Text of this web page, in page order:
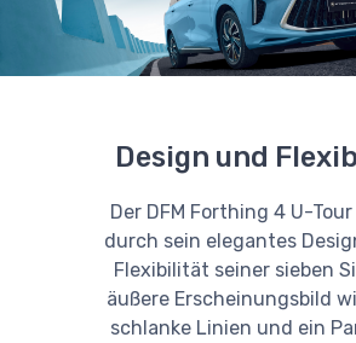
Design und
Der DFM Forthing 4 U-
durch sein elegantes
Flexibilität seiner sieben
äußere Erscheinungsbild
schlanke Linien und ein